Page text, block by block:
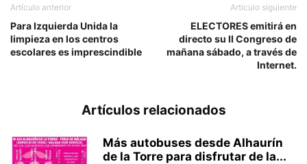
Artículo anterior
Para Izquierda Unida la
limpieza en los centros
escolares es imprescindible
Artículo siguiente
ELECTORES emitirá en
directo su II Congreso de
mañana sábado, a través de
Internet.
Artículos relacionados
Más autobuses desde Alhaurín
de la Torre para disfrutar de la...